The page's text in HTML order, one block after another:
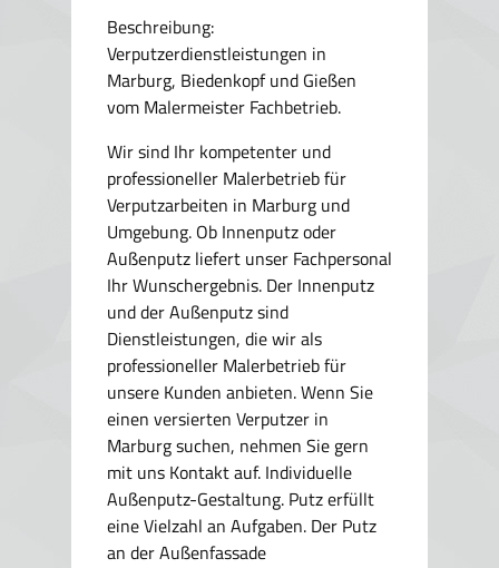
Beschreibung:
Verputzerdienstleistungen in
Marburg, Biedenkopf und Gießen
vom Malermeister Fachbetrieb.
Wir sind Ihr kompetenter und
professioneller Malerbetrieb für
Verputzarbeiten in Marburg und
Umgebung. Ob Innenputz oder
Außenputz liefert unser Fachpersonal
Ihr Wunschergebnis. Der Innenputz
und der Außenputz sind
Dienstleistungen, die wir als
professioneller Malerbetrieb für
unsere Kunden anbieten. Wenn Sie
einen versierten Verputzer in
Marburg suchen, nehmen Sie gern
mit uns Kontakt auf. Individuelle
Außenputz-Gestaltung. Putz erfüllt
eine Vielzahl an Aufgaben. Der Putz
an der Außenfassade